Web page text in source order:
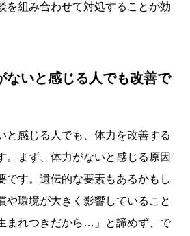
を組み合わせて対処することが効
ないと感じる人でも改善で
と感じる人でも、体力を改善する
。まず、体力がないと感じる原因
です。遺伝的な要素もあるかもし
や環境が大きく影響していること
まれつきだから…」と諦めず、で